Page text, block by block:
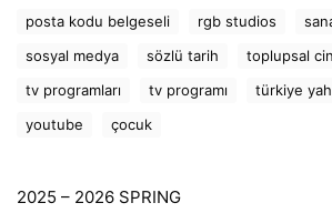
posta kodu belgeseli
rgb studios
sosyal medya
sözlü tarih
toplupsal
tv programları
tv programı türkiye
youtube
çocuk
2025 – 2026 SPRING